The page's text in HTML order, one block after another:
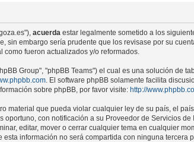
acuerdaestar legalmente sometido a los
sin embargo sería prudente que los revisase por su
fueron actualizados y/o reformados.
Group", "phpBB Teams") el cual es una solución de
. El software phpBB solamente facilita
sobre phpBB, por favor visite: http://
que pueda violar cualquier ley de su país, el
con notificación a su Proveedor de Servicios
editar, mover o cerrar cualquier tema en cualquier
información no será compartida con ninguna tercera